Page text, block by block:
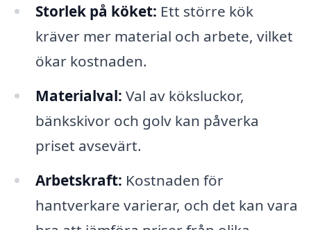
Storlek på köket: Ett större kök
kräver mer material och arbete, vilket
ökar kostnaden.
Materialval: Val av köksluckor,
bänkskivor och golv kan påverka
priset avsevärt.
Arbetskraft: Kostnaden för
hantverkare varierar, och det kan vara